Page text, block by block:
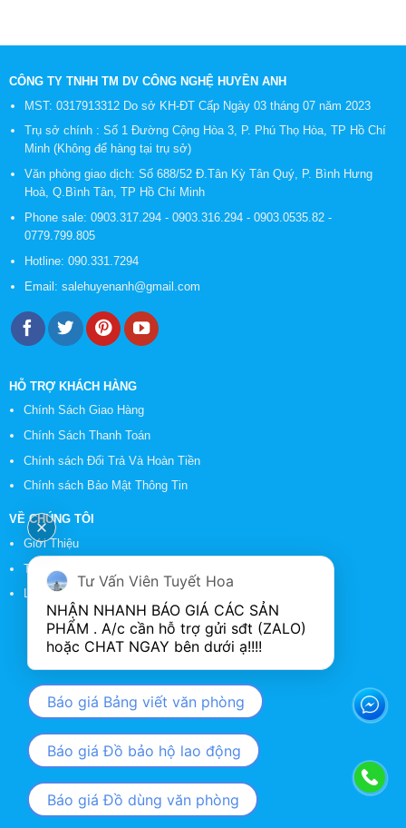
CÔNG TY TNHH TM DV CÔNG NGHỆ HUYỀN ANH
MST: 0317913312 Do sở KH-ĐT Cấp Ngày 03 tháng 07 năm 2023
Trụ sở chính : Số 1 Đường Cộng Hòa 3, P. Phú Thọ Hòa, TP Hồ Chí
Minh (Không để hàng tại trụ sở)
Văn phòng giao dịch: Số 688/52 Đ.Tân Kỳ Tân Quý, P. Bình Hưng
Hoà, Q.Bình Tân, TP Hồ Chí Minh
Phone sale: 0903.317.294 - 0903.316.294 - 0903.0535.82 -
0779.799.805
Hotline: 090.331.7294
Email: salehuyenanh@gmail.com
HỖ TRỢ KHÁCH HÀNG
Chính Sách Giao Hàng
Chính Sách Thanh Toán
Chính sách Đổi Trả Và Hoàn Tiền
Chính sách Bảo Mật Thông Tin
VỀ CHÚNG TÔI
Giới Thiệu
Tin Tức
Liên Hệ
Tư Vấn Viên Tuyết Hoa
NHẬN NHANH BÁO GIÁ CÁC SẢN
PHẨM . A/c cần hỗ trợ gửi sđt (ZALO)
Báo giá Bảng viết văn phòng
Báo giá Đồ bảo hộ lao động
Báo giá Đồ dùng văn phòng